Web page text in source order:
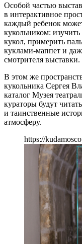
Особой частью
в интерактивное
каждый ребенок
кукольником:
кукол, примерить
куклами-маппет и
смотрителя выставки.
В этом же
кукольника Сергея
каталог Музея
кураторы будут
и таинственные
атмосферу.
https://